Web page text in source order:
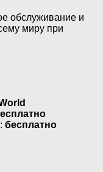
обслуживание и
миру при
бесплатно